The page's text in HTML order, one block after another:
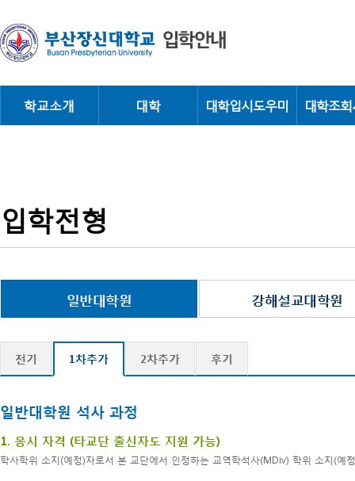
학교소개 대학 대학입시도우미 대학조
입학전형
일반대학원 강해설교대학원
전기 1차추가 2차추가 후기
일반대학원 석사 과정
1. 응시 자격 (타교단 출신자도 지원 가능)
학사학위 소지(예정)자로서 본 교단에서 인정하는 교역학석사(MDiv) 학위 소지(예